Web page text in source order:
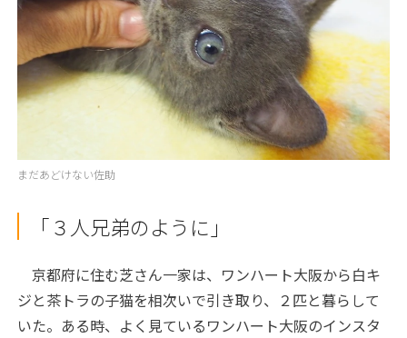
まだあどけない佐助
「３人兄弟のように」
京都府に住む芝さん一家は、ワンハート大阪から白キ
ジと茶トラの子猫を相次いで引き取り、２匹と暮らして
いた。ある時、よく見ているワンハート大阪のインスタ